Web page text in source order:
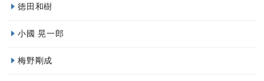
徳田和樹
小國 晃一郎
梅野剛成